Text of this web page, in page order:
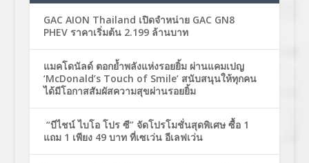
GAC AION Thailand เปิดจำหน่าย GAC GN8
PHEV ราคาเริ่มต้น 2.199 ล้านบาท
แมคโดนัลด์ ตอกย้ำพลังแห่งรอยยิ้ม ผ่านแคมเปญ
‘McDonald’s Touch of Smile’ สนับสนุนให้ทุกคน
ได้มีโอกาสสัมผัสความสุขผ่านรอยยิ้ม
“บีไชน์ ไบโอ โปร ซี” จัดโปรโมชั่นสุดพิเศษ ซื้อ 1
แถม 1 เพียง 49 บาท ที่เซเว่น อีเลฟเว่น